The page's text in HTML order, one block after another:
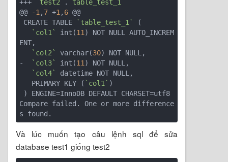
+++
`test2` . `table_test_1`
@@
-1 , 7 +1 , 6 @@
CREATE TABLE
`table_test_1`
(
`col1`
int(11 ) NOT NULL AUTO_INCREM
ENT,
`col2`
varchar(30) NOT NULL,
-
`col3` int(11 ) NOT NULL,
`col4`
datetime NOT NULL,
   PRIMARY KEY (
`col1` )
Compare failed. One or more difference
Và lúc muốn tạo câu lệnh sql để sửa
database test1 giống test2